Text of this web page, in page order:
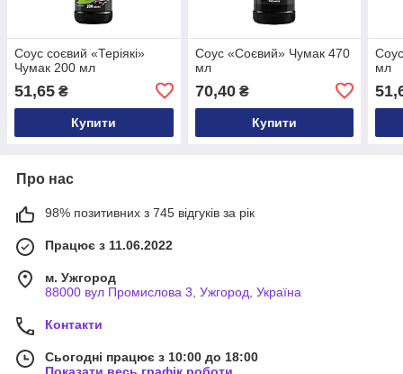
Соус соєвий «Теріякі»
Чумак 200 мл
51,65 ₴
Купити
Соус «Соєвий» Чумак 470
мл
70,40₴
Купити
мл
Про нас
98% позитивних з 745 відгуків за рік
Працює з 11.06.2022
м. Ужгород
88000 вул Промислова 3, Ужгород, Україна
Контакти
Сьогодні працює з 10:00 до 18:00